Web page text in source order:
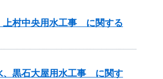
村中央用水工事 に関する
黒石大屋用水工事 に関す